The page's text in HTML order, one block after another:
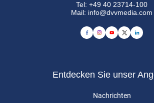
Tel:+49 40 23714-100
Mail: info@dvvmedia.com
Entdecken Sie unser
Nachrichten